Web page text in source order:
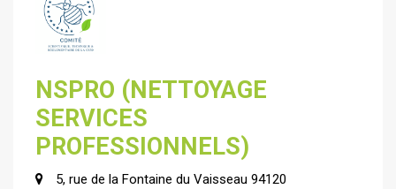
NSPRO (NETTOYAGE
SERVICES
PROFESSIONNELS)
5, rue de la Fontaine du Vaisseau 94120